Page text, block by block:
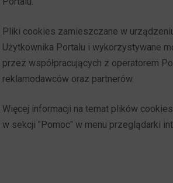
Pliki cookies zamieszczane w
Użytkownika Portalu i wykorzystywane
przez współpracujących z operatorem
reklamodawców oraz partnerów.
Więcej informacji na temat plików
w sekcji "Pomoc" w menu przeglądarki